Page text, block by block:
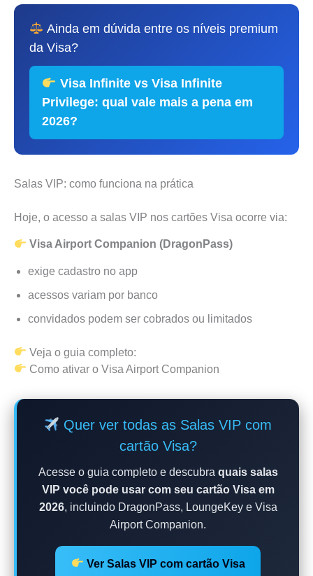
Ainda em dúvida entre os níveis premium
da Visa?
Visa Infinite vs Visa Infinite
Privilege: qual vale mais a pena em
2026?
Salas VIP: como funciona na prática
Hoje, o acesso a salas VIP nos cartões Visa ocorre via:
Visa Airport Companion (DragonPass)
exige cadastro no app
acessos variam por banco
convidados podem ser cobrados ou limitados
Veja o guia completo:
Como ativar o Visa Airport Companion
Quer ver todas as Salas VIP com
cartão Visa?
Acesse o guia completo e descubra quais salas
VIP você pode usar com seu cartão Visa em
2026, incluindo DragonPass, LoungeKey e Visa
Airport Companion.
Ver Salas VIP com cartão Visa